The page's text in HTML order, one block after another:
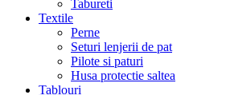
Tabureti
Textile
Perne
Seturi lenjerii de pat
Pilote si paturi
Husa protectie saltea
Tablouri